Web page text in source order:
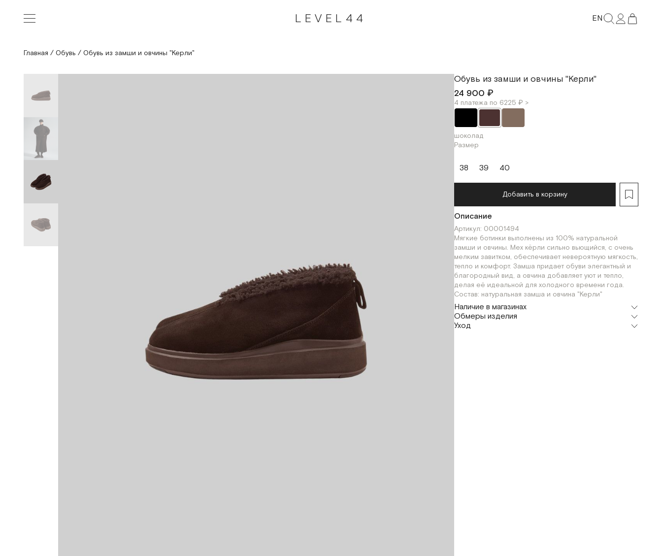
LEVEL44 EN
Главная / Обувь / Обувь из замши и овчины "Керли"
Обувь из замши и овчины "Керли"
24 900 ₽
4 платежа по 6225 ₽ >
шоколад
Размер
38 39 40
Добавить в корзину
Описание
Артикул: 00001494
Мягкие ботинки выполнены из 100% натуральной
замши и овчины. Мех кёрли сильно вьющийся, с очень
мелким завитком, обеспечивает невероятную мягкость,
тепло и комфорт. Замша придает обуви элегантный и
благородный вид, а овчина добавляет уют и тепло,
делая её идеальной для холодного времени года.
Состав: натуральная замша и овчина "Керли"
Наличие в магазинах
Флагман
г. Москва, Малая Бронная 16
40
Обмеры изделия
Уход